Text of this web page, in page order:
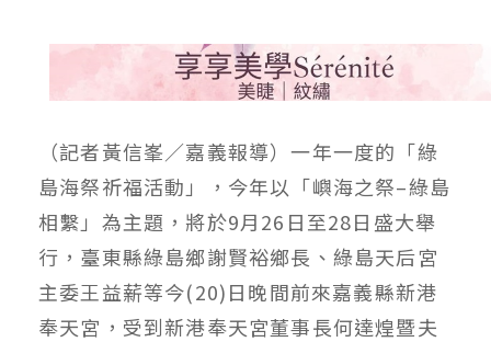
（記者黃信峯／嘉義報導）一年一度的「綠
島海祭祈福活動」，今年以「嶼海之祭–綠島
相繫」為主題，將於9月26日至28日盛大舉
行，臺東縣綠島鄉謝賢裕鄉長、綠島天后宮
主委王益薪等今(20)日晚間前來嘉義縣新港
奉天宮，受到新港奉天宮董事長何達煌暨夫